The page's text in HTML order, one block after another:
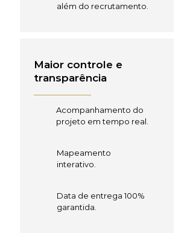
além do recrutamento.
Maior controle e
transparência
Acompanhamento do
projeto em tempo real.
Mapeamento
interativo.
Data de entrega 100%
garantida.